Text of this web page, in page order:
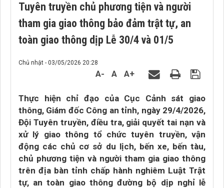
Tuyên truyền chủ phương tiện và người
tham gia giao thông bảo đảm trật tự, an
toàn giao thông dịp Lễ 30/4 và 01/5
Chủ nhật - 03/05/2026 20:28
A- A A+
Thực hiện chỉ đạo của Cục Cảnh sát giao
thông, Giám đốc Công an tỉnh, ngày 29/4/2026,
Đội Tuyên truyền, điều tra, giải quyết tai nạn và
xử lý giao thông tổ chức tuyên truyền, vận
động các chủ cơ sở du lịch, bến xe, bến tàu,
chủ phương tiện và người tham gia giao thông
trên địa bàn tỉnh chấp hành nghiêm Luật Trật
tự, an toàn giao thông đường bộ dịp nghỉ lễ